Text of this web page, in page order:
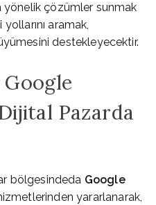
yönelik çözümler sunmak
aramak,
destekleyecektir.
Pazarda
bölgesindeda Google
yararlanarak,